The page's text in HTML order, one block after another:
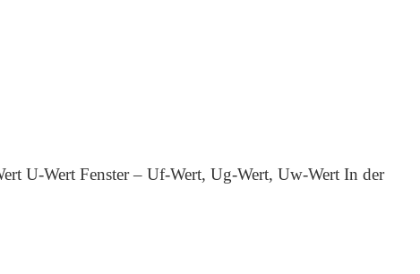
U-Wert Fenster – Uf-Wert, Ug-Wert, Uw-Wert In der